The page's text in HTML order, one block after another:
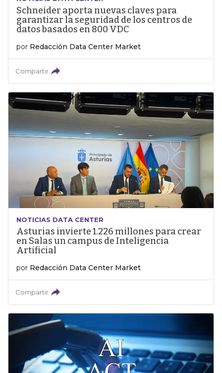
Schneider aporta nuevas claves para
garantizar la seguridad de los centros de
datos basados en 800 VDC
por Redacción Data Center Market
Compartir
NOTICIAS DATA CENTER
Asturias invierte 1.226 millones para crear
en Salas un campus de Inteligencia
Artificial
por Redacción Data Center Market
Compartir